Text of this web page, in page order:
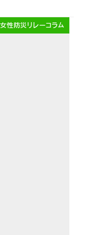
女性防災リレーコラム